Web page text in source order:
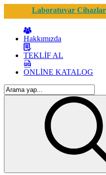
Laboratuvar
Hakkımızda
TEKLİF AL
ONLİNE KATALOG